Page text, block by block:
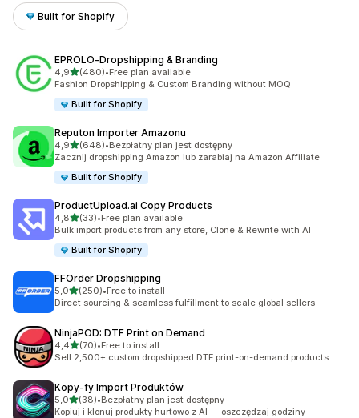
Built for Shopify
EPROLO‑Dropshipping & Branding
4,9na 5 gwiazdek
(480)
Łączna liczba recenzji: 480
•Free plan available
Fashion Dropshipping & Custom Branding without MOQ
Built for Shopify
Reputon Importer Amazonu
4,9na 5 gwiazdek
(648)
Łączna liczba recenzji: 648
•Bezpłatny plan jest dostępny
Zacznij dropshipping Amazon lub zarabiaj na Amazon Affiliate
Built for Shopify
ProductUpload.ai Copy Products
4,8na 5 gwiazdek
(33)
Łączna liczba recenzji: 33
•Free plan available
Bulk import products from any store, Clone & Rewrite with AI
Built for Shopify
FFOrder Dropshipping
5,0na 5 gwiazdek
(250)
Łączna liczba recenzji: 250
•Free to install
Direct sourcing & seamless fulfillment to scale global sellers
NinjaPOD: DTF Print on Demand
4,4na 5 gwiazdek
(70)
Łączna liczba recenzji: 70
•Free to install
Sell 2,500+ custom dropshipped DTF print-on-demand products
Kopy‑fy Import Produktów
5,0na 5 gwiazdek
(38)
Łączna liczba recenzji: 38
•Bezpłatny plan jest dostępny
Kopiuj i klonuj produkty hurtowo z AI — oszczędzaj godziny